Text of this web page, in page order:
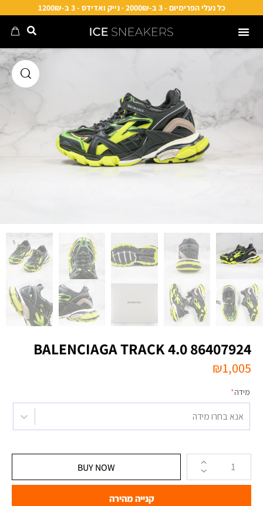
כל נעלי הפרימיום - 3 ב-2000₪ · נייק ואדידס - 3 ב-1200₪
BALENCIAGA TRACK 4.0 86407924
₪1,005
מידה*
אנא בחרו מידה
BUY NOW
קנייה מהירה